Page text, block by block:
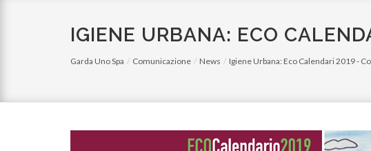
IGIENE URBANA: ECO
Garda Uno Spa Comunicazione News Igiene Urbana: Eco Calendari 2019 -